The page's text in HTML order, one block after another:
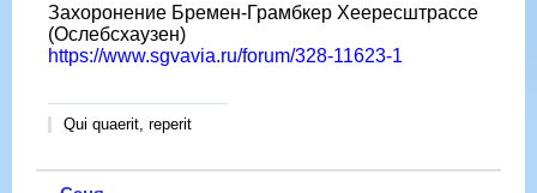
Захоронение Бремен-Грамбкер Хеересштрассе
(Ослебсхаузен)
https://www.sgvavia.ru/forum/328-11623-1
Qui quaerit, reperit